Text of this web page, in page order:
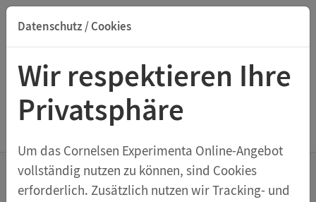
Datenschutz / Cookies
Wir respektieren Ihre
Privatsphäre
Um das Cornelsen Experimenta Online-Angebot
vollständig nutzen zu können, sind Cookies
erforderlich. Zusätzlich nutzen wir Tracking- und
Suche nach Titel, ISBN, Webcode, Stichwort...
Menu Elektromotoren und
Generatoren